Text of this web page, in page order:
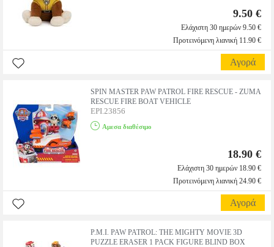
9.50 €
Ελάχιστη 30 ημερών 9.50 €
Προτεινόμενη λιανική 11.90 €
Αγορά
SPIN MASTER PAW PATROL FIRE RESCUE - ZUMA
RESCUE FIRE BOAT VEHICLE
EPI.23856
Αμεσα διαθέσιμο
18.90 €
Ελάχιστη 30 ημερών 18.90 €
Προτεινόμενη λιανική 24.90 €
Αγορά
P.M.I. PAW PATROL: THE MIGHTY MOVIE 3D
PUZZLE ERASER 1 PACK FIGURE BLIND BOX